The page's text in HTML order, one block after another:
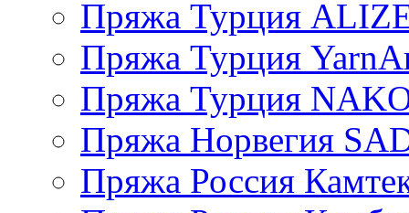
Пряжа Турция
Пряжа Турция
Пряжа Турция
Пряжа Норвегия
Пряжа Россия